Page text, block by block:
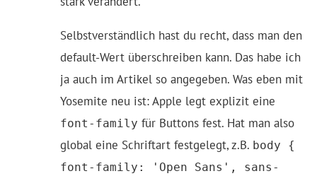
Selbstverständlich hast du recht, dass man den
default-Wert überschreiben kann. Das habe ich
ja auch im Artikel so angegeben. Was eben mit
Yosemite neu ist: Apple legt explizit eine
font-family für Buttons fest. Hat man also
global eine Schriftart festgelegt, z.B. body {
font-family: 'Open Sans', sans-